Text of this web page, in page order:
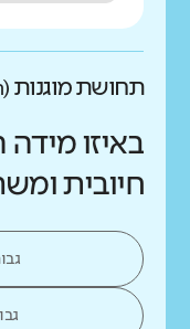
תחושת מוגנות
באיזו
חיובית